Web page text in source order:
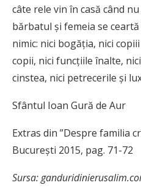
câte rele vin în casă când
bărbatul și femeia se
nimic: nici bogăția, nici
copii, nici funcțiile înalte,
cinstea, nici petrecerile și
Sfântul Ioan Gură de Aur
Extras din ”Despre familia
București 2015, pag. 71-72
Sursa: